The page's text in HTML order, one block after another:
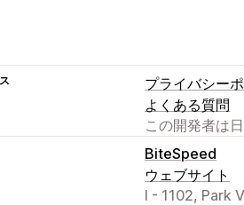
プライバシー
よくある質問
この開発者は
BiteSpeed
ウェブサイト
I - 1102, Park